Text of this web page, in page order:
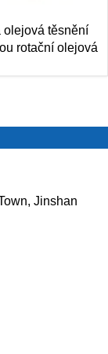
olejová těsnění
rotační olejová
Jinshan